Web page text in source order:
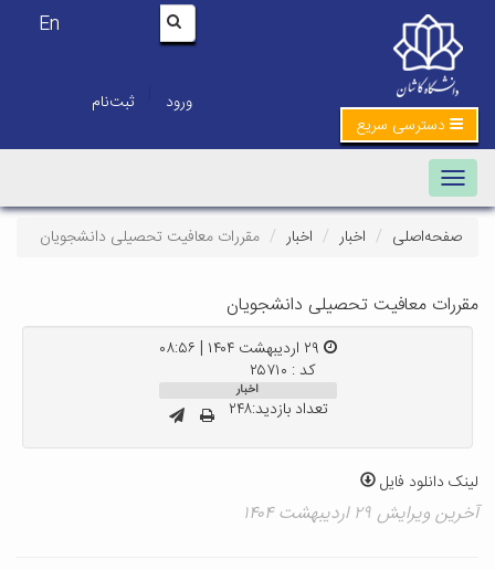
En
ورود | ثبت‌نام
دسترسی سریع
Toggle navigation
صفحه‌اصلی اخبار اخبار مقررات معافیت تحصیلی دانشجویان
مقررات معافیت تحصیلی دانشجویان
کد : ۲۵۷۱۰
اخبار
تعداد بازدید:۲۴۸
لینک دانلود فایل
آخرین ویرایش ۲۹ اردیبهشت ۱۴۰۴